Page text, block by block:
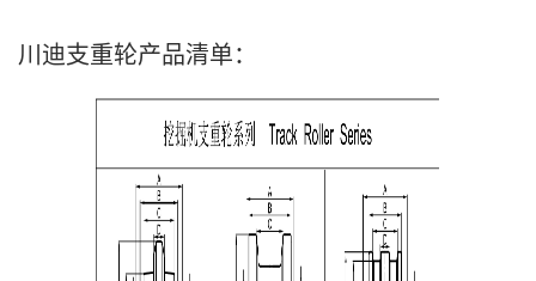
川迪支重轮产品清单：